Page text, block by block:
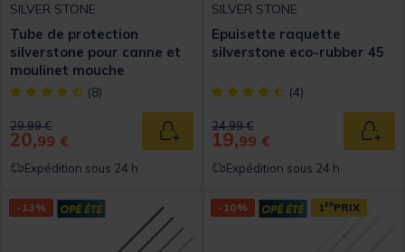
SILVER STONE
Tube de protection
silverstone pour canne et
moulinet mouche
[object Object] out of 5 Customer Rating
(8)
Price reduced from
29,99 €to
20,99 € Ajouter au panier
Expédition sous 24 h
SILVER STONE
Epuisette raquette
silverstone eco-rubber 45
[object Object] out of 5
(4)
Price reduced from
24,99 €to
19,99 €
Expédition sous 24 h
-13% -10% 1ERPRIX